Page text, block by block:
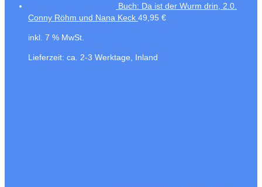
Buch: Da ist der Wurm drin, 2.0.
Conny Röhm und Nana Keck 49,95 €
inkl. 7 % MwSt.
Lieferzeit: ca. 2-3 Werktage, Inland